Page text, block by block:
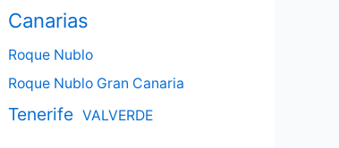
Canarias
Roque Nublo
Roque Nublo Gran Canaria
Tenerife VALVERDE